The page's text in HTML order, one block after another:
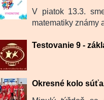
V piatok 13.3.
matematiky známy
Testovanie 9 -
Okresné kolo